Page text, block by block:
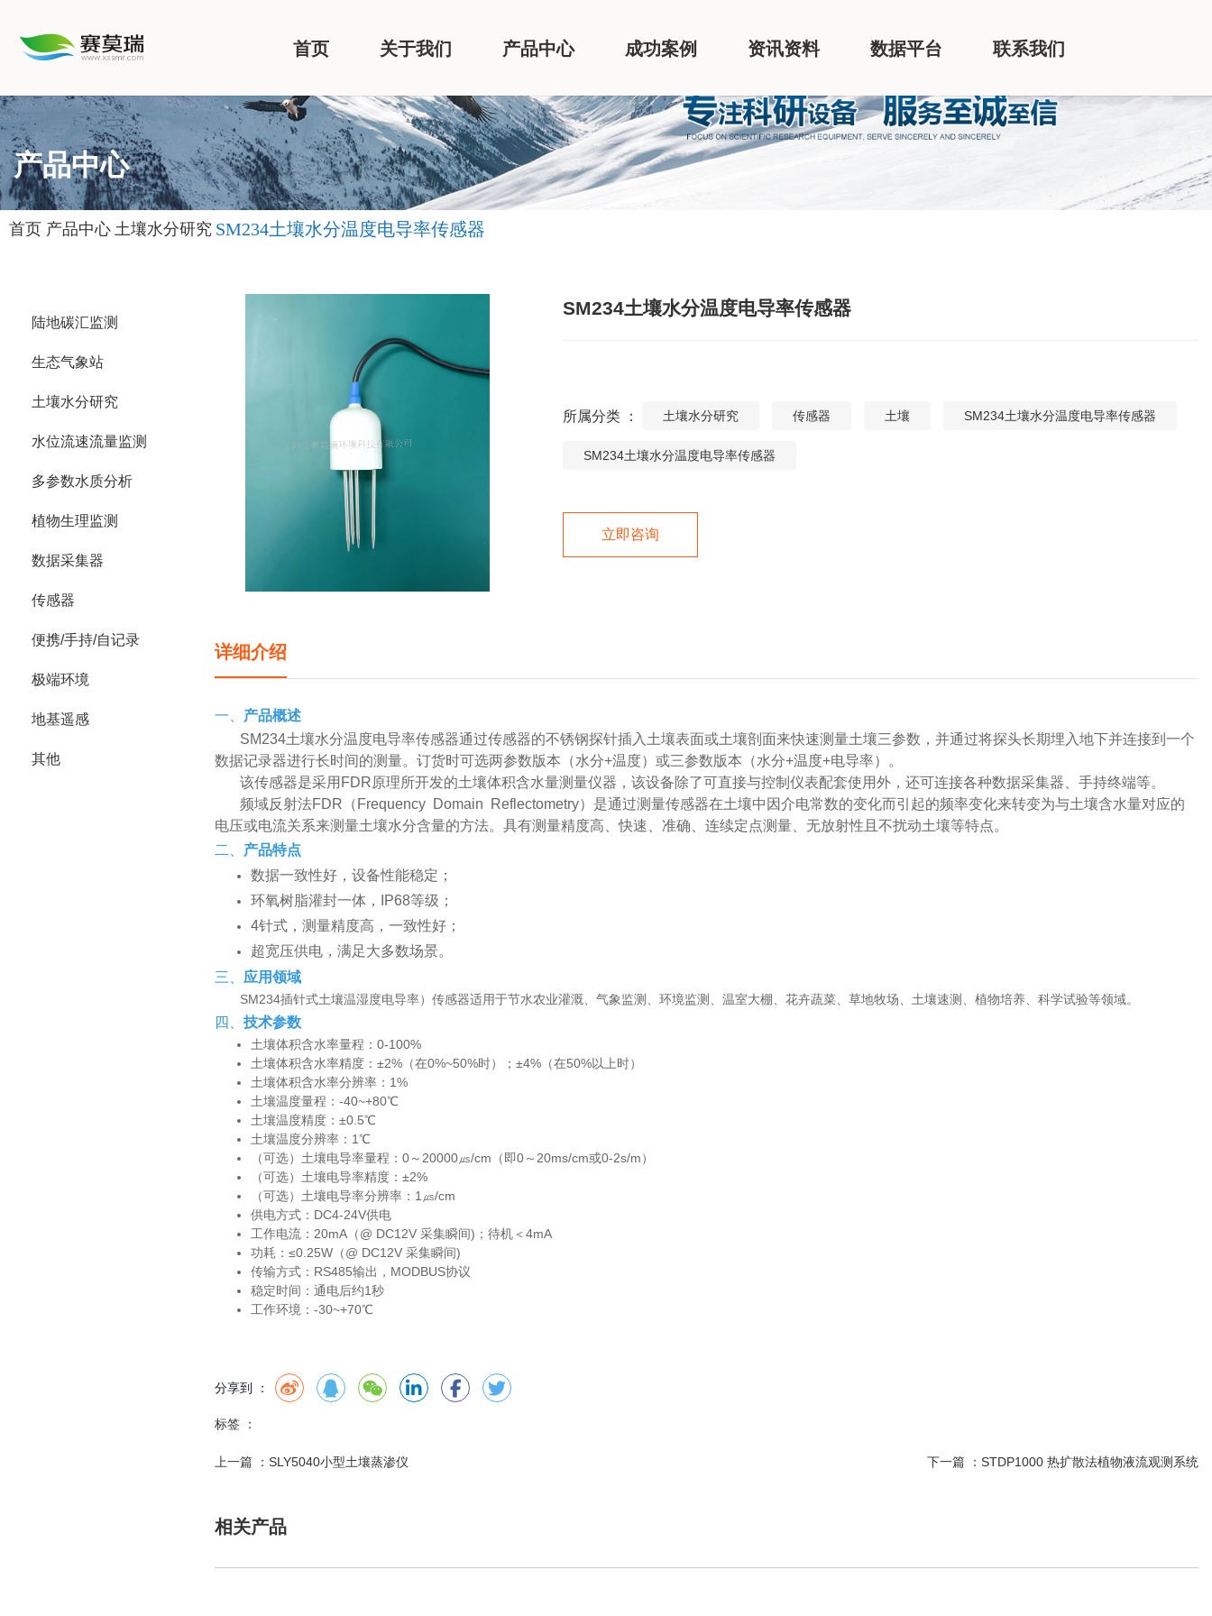
首页 关于我们 产品中心 成功案例 资讯资料 数据平台 联系我们
产品中心
首页 产品中心 土壤水分研究 SM234土壤水分温度电导率传感器
陆地碳汇监测
生态气象站
土壤水分研究
水位流速流量监测
多参数水质分析
植物生理监测
数据采集器
传感器
便携/手持/自记录
极端环境
地基遥感
其他
SM234土壤水分温度电导率传感器
所属分类 ： 土壤水分研究 传感器 土壤 SM234土壤水分温度电导率传感器
SM234土壤水分温度电导率传感器
立即咨询
详细介绍
一、 产品概述
SM234土壤水分温度电导率传感器通过传感器的不锈钢探针插入土壤表面或土壤剖面来快速测量土壤三参数，并通过将探头长期埋入地下并连接到一个
数据记录器进行长时间的测量。订货时可选两参数版本（水分+温度）或三参数版本（水分+温度+电导率）。
该传感器是采用FDR原理所开发的土壤体积含水量测量仪器，该设备除了可直接与控制仪表配套使用外，还可连接各种数据采集器、手持终端等。
频域反射法FDR（Frequency Domain Reflectometry）是通过测量传感器在土壤中因介电常数的变化而引起的频率变化来转变为与土壤含水量对应的
电压或电流关系来测量土壤水分含量的方法。具有测量精度高、快速、准确、连续定点测量、无放射性且不扰动土壤等特点。
二、 产品特点
数据一致性好，设备性能稳定；
环氧树脂灌封一体，IP68等级；
4针式，测量精度高，一致性好；
超宽压供电，满足大多数场景。
三、 应用领域
SM234插针式土壤温湿度电导率）传感器适用于节水农业灌溉、气象监测、环境监测、温室大棚、花卉蔬菜、草地牧场、土壤速测、植物培养、科学试验等领域。
四、技术参数
土壤体积含水率量程：0-100%
土壤体积含水率精度：±2%（在0%~50%时）；±4%（在50%以上时）
土壤体积含水率分辨率：1%
土壤温度量程：-40~+80℃
土壤温度精度：±0.5℃
土壤温度分辨率：1℃
（可选）土壤电导率量程：0～20000㎲/cm（即0～20ms/cm或0-2s/m）
（可选）土壤电导率精度：±2%
（可选）土壤电导率分辨率：1㎲/cm
供电方式：DC4-24V供电
工作电流：20mA（@ DC12V 采集瞬间)；待机＜4mA
功耗：≤0.25W（@ DC12V 采集瞬间)
传输方式：RS485输出，MODBUS协议
稳定时间：通电后约1秒
工作环境：-30~+70℃
分享到 ：
标签 ：
上一篇 ：SLY5040小型土壤蒸渗仪 下一篇 ： STDP1000 热扩散法植物液流观测系统
相关产品